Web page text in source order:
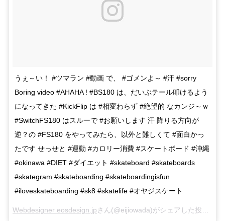
うぇ～い！ #ツマラン #動画 で、 #ゴメンよ～ #汗 #sorry
Boring video #AHAHA ! #BS180 は、だいぶテール叩けるよう
になってきた #KickFlip は #相変わらず #絶望的 なカンジ～ｗ
#SwitchFS180 はスルーで #お願いします 汗 降りる方向が
逆？の #FS180 をやってみたら、以外と難しくて #面白かっ
たです せっせと #運動 #カロリー消費 #スケートボード #沖縄
#okinawa #DIET #ダイエット #skateboard #skateboards
#skategram #skateboarding #skateboardingisfun
#iloveskateboarding #sk8 #skatelife #オヤジスケート
Webdesigner eosdesign.jpさん(@eijiowada)がシェアした投稿 –